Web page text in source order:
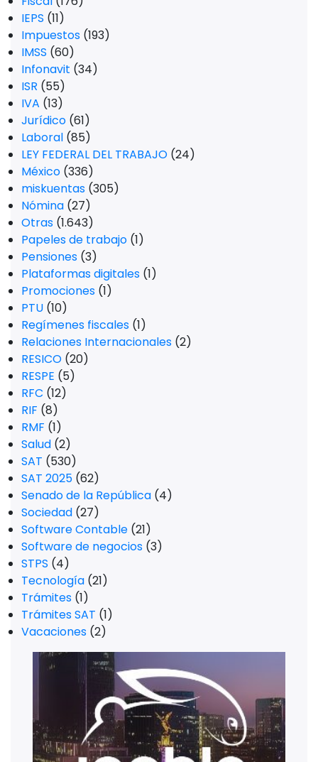
IEPS (11)
Impuestos (193)
IMSS (60)
Infonavit (34)
ISR (55)
IVA (13)
Jurídico (61)
Laboral (85)
LEY FEDERAL DEL TRABAJO (24)
México (336)
miskuentas (305)
Nómina (27)
Otras (1.643)
Papeles de trabajo (1)
Pensiones (3)
Plataformas digitales (1)
Promociones (1)
PTU (10)
Regímenes fiscales (1)
Relaciones Internacionales (2)
RESICO (20)
RESPE (5)
RFC (12)
RIF (8)
RMF (1)
Salud (2)
SAT (530)
SAT 2025 (62)
Senado de la República (4)
Sociedad (27)
Software Contable (21)
Software de negocios (3)
STPS (4)
Tecnología (21)
Trámites (1)
Trámites SAT (1)
Vacaciones (2)